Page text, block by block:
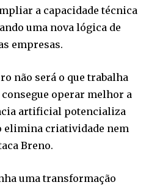
a capacidade técnica
uma nova lógica de
empresas.
não será o que trabalha
operar melhor a
artificial potencializa
elimina criatividade nem
Breno.
uma transformação